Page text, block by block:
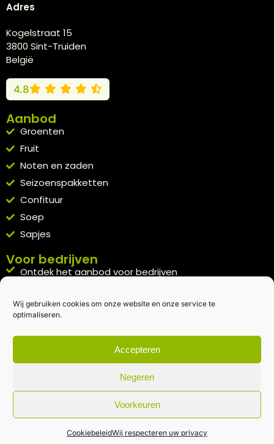
Wij gebruiken cookies om onze website en onze service te
optimaliseren.
Accepteren
Negeren
Voorkeuren
CookiebeleidWij respecteren uw privacy
Adres
Kogelstraat 15
3800 Sint-Truiden
België
4.8
Aanbod
Groenten
Fruit
Noten en zaden
Seizoenspakketten
Confituur
Soep
Sapjes
Voor bedrijven
Ontdek het aanbod voor bedrijven
Kennismakingspakket aanvragen
Blijft op de hoogte
Rechtstreeks van het veld naar je inbox.
Inschrijven nieuwsbrief
Algemene voorwaarden|Privacybeleid| gemaakt met door
creativitijd